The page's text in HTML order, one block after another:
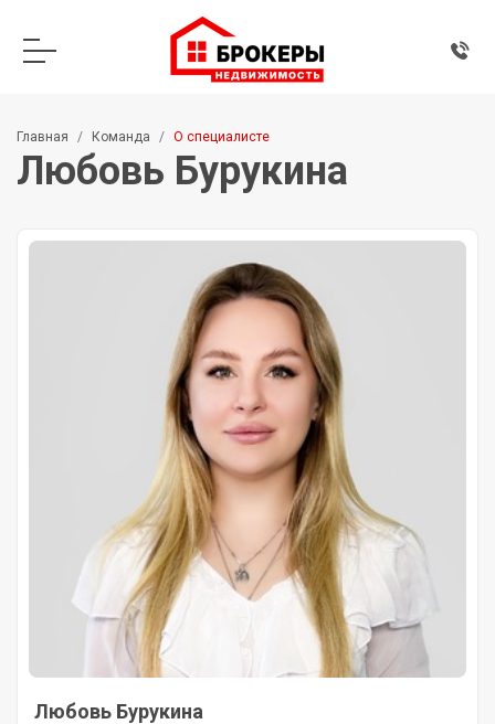
Главная Команда О специалисте
Любовь Бурукина
Любовь Бурукина